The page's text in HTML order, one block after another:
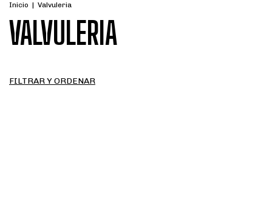
Inicio | Valvuleria
VALVULERIA
FILTRAR Y ORDENAR